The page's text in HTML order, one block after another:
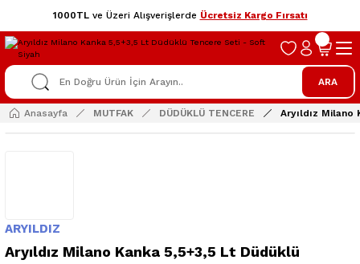
1000TLve Üzeri Alışverişlerde Ücretsiz Kargo Fırsatı
ARA
Anasayfa MUTFAK DÜDÜKLÜ TENCERE Aryıldız
ARYILDIZ
Aryıldız Milano Kanka 5,5+3,5 Lt Düdüklü